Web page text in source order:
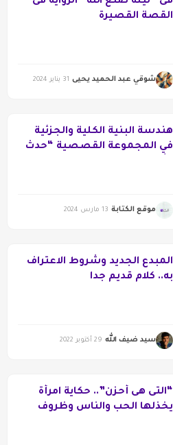
القصة القصيرة
شوقي عبد الحميد يحيى 31 يناير 2024
هندسة البنية الكلية والجزئية
في المجموعة القصصية “حدث
موقع الكتابة 13 مارس 2024
المبدع الجديد وشروط الاعتراف
به.. كلام قديم جدا
سيد ضيف الله 29 أكتوبر 2022
“التى هى أحزن”.. حكاية امرأة
يخذلها الحب والناس وظروف